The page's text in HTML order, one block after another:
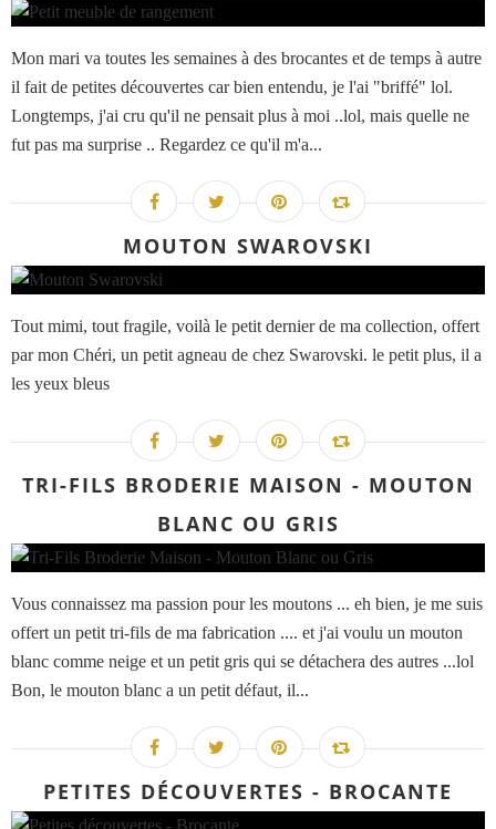
Mon mari va toutes les semaines à des brocantes et de temps à autre
il fait de petites découvertes car bien entendu, je l'ai "briffé" lol.
Longtemps, j'ai cru qu'il ne pensait plus à moi ..lol, mais quelle ne
fut pas ma surprise .. Regardez ce qu'il m'a...
MOUTON SWAROVSKI
Tout mimi, tout fragile, voilà le petit dernier de ma collection, offert
par mon Chéri, un petit agneau de chez Swarovski. le petit plus, il a
les yeux bleus
TRI-FILS BRODERIE MAISON - MOUTON
BLANC OU GRIS
Vous connaissez ma passion pour les moutons ... eh bien, je me suis
offert un petit tri-fils de ma fabrication .... et j'ai voulu un mouton
blanc comme neige et un petit gris qui se détachera des autres ...lol
Bon, le mouton blanc a un petit défaut, il...
PETITES DÉCOUVERTES - BROCANTE